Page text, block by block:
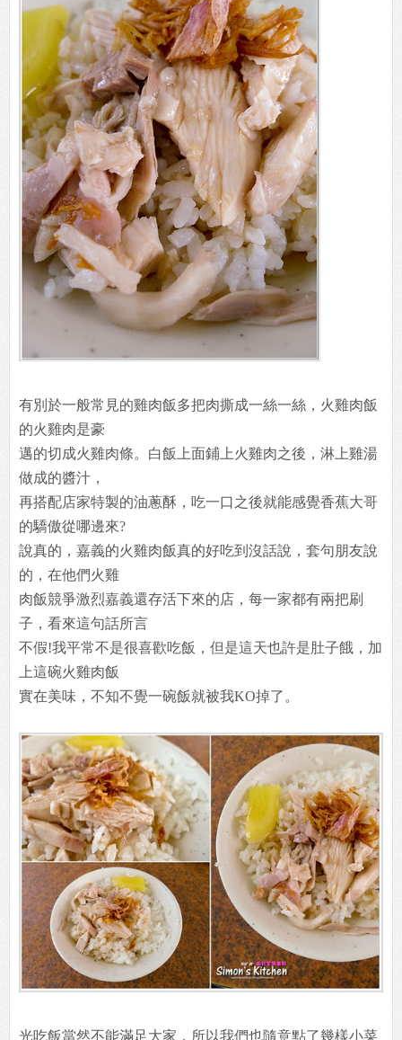
有別於一般常見的雞肉飯多把肉撕成一絲一絲，火雞肉飯
的火雞肉是豪
邁的切成火雞肉條。白飯上面鋪上火雞肉之後，淋上雞湯
做成的醬汁，
再搭配店家特製的油蔥酥，吃一口之後就能感覺香蕉大哥
的驕傲從哪邊來?
說真的，嘉義的火雞肉飯真的好吃到沒話說，套句朋友說
的，在他們火雞
肉飯競爭激烈嘉義還存活下來的店，每一家都有兩把刷
子，看來這句話所言
不假!我平常不是很喜歡吃飯，但是這天也許是肚子餓，加
上這碗火雞肉飯
實在美味，不知不覺一碗飯就被我KO掉了。
光吃飯當然不能滿足大家，所以我們也隨意點了幾樣小菜